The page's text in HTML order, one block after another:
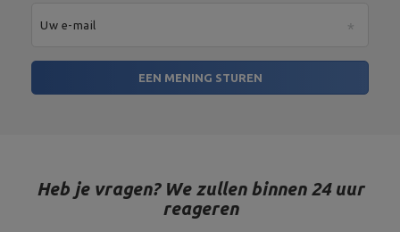
Uw e-mail
EEN MENING STUREN
Heb je vragen? We zullen binnen 24 uur
reageren